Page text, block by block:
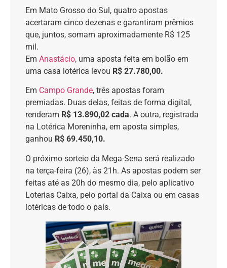
Em Mato Grosso do Sul, quatro apostas
acertaram cinco dezenas e garantiram prêmios
que, juntos, somam aproximadamente R$ 125
mil.
Em Anastácio, uma aposta feita em bolão em
uma casa lotérica levou R$ 27.780,00.
Em Campo Grande, três apostas foram
premiadas. Duas delas, feitas de forma digital,
renderam R$ 13.890,02 cada. A outra, registrada
na Lotérica Moreninha, em aposta simples,
ganhou R$ 69.450,10.
O próximo sorteio da Mega-Sena será realizado
na terça-feira (26), às 21h. As apostas podem ser
feitas até as 20h do mesmo dia, pelo aplicativo
Loterias Caixa, pelo portal da Caixa ou em casas
lotéricas de todo o país.